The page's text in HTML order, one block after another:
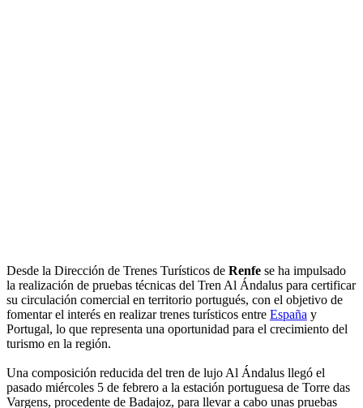
Desde la Dirección de Trenes Turísticos de Renfe se ha impulsado
la realización de pruebas técnicas del Tren Al Ándalus para certificar
su circulación comercial en territorio portugués, con el objetivo de
fomentar el interés en realizar trenes turísticos entre España y
Portugal, lo que representa una oportunidad para el crecimiento del
turismo en la región.
Una composición reducida del tren de lujo Al Ándalus llegó el
pasado miércoles 5 de febrero a la estación portuguesa de Torre das
Vargens, procedente de Badajoz, para llevar a cabo unas pruebas